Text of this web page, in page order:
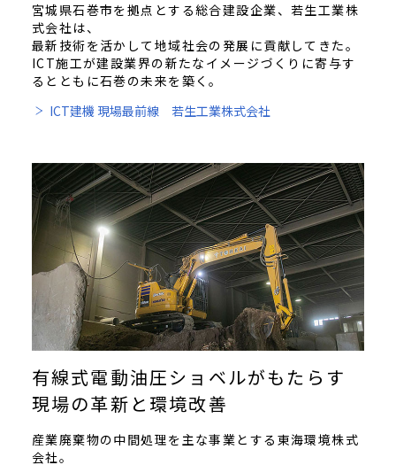
宮城県石巻市を拠点とする総合建設企業、若生工業株
式会社は、
最新技術を活かして地域社会の発展に貢献してきた。
ICT施工が建設業界の新たなイメージづくりに寄与す
るとともに石巻の未来を築く。
ICT建機 現場最前線 若生工業株式会社
有線式電動油圧ショベルがもたらす
現場の革新と環境改善
産業廃棄物の中間処理を主な事業とする東海環境株式
会社。